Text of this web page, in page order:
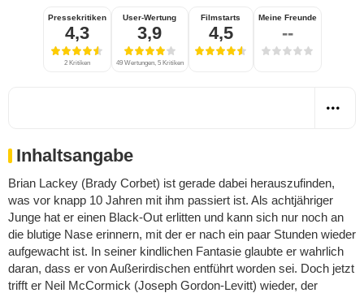
Pressekritiken
4,3
2 Kritiken
User-Wertung
3,9
49 Wertungen, 5 Kritiken
Filmstarts
4,5
Meine Freunde
--
Inhaltsangabe
Brian Lackey (Brady Corbet) ist gerade dabei herauszufinden,
was vor knapp 10 Jahren mit ihm passiert ist. Als achtjähriger
Junge hat er einen Black-Out erlitten und kann sich nur noch an
die blutige Nase erinnern, mit der er nach ein paar Stunden wieder
aufgewacht ist. In seiner kindlichen Fantasie glaubte er wahrlich
daran, dass er von Außerirdischen entführt worden sei. Doch jetzt
trifft er Neil McCormick (Joseph Gordon-Levitt) wieder, der